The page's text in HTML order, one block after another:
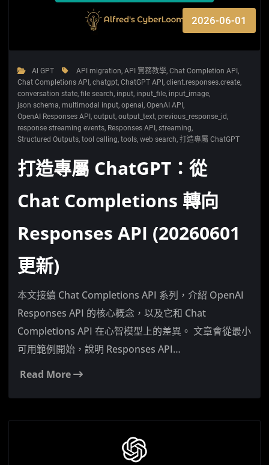
2026-06-01
Al GPT API migration,API 實務教學,Chat Completion API,
Chat Completions API,chatgpt,ChatGPT API,client.responses.create,
conversation state,file search, input, input_file, input_image,
json schema,multimodal input,openai,OpenAI API,
OpenAI Responses API,output,output_text, previous_response_id,
response streaming events, Responses API,streaming,
Structured Outputs,tool calling,tools,web search,打造專屬 ChatGPT
打造專屬 ChatGPT：從
Chat Completions 轉向
Responses API (20260601
更新)
本文接續 Chat Completions API 系列，介紹 OpenAI
Responses API 的核心概念，以及它和 Chat
Completions API 在心智模型上的差異。 文章會從最小
可用範例開始，說明 Responses API…
Read More